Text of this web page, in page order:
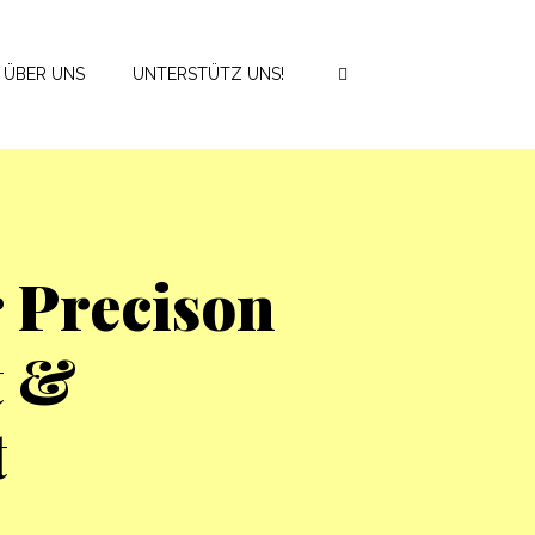
ÜBER UNS UNTERSTÜTZ UNS!
Precison
&